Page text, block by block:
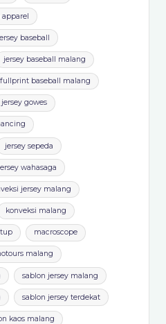
baseball
jersey baseball malang
fullprint baseball malang
jersey gowes
jersey sepeda
wahasaga
jersey malang
konveksi malang
macroscope
malang
sablon jersey malang
sablon jersey terdekat
kaos malang